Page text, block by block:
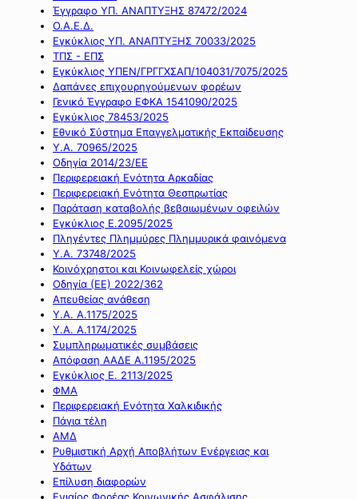
Έγγραφο ΥΠ. ΑΝΑΠΤΥΞΗΣ 87472/2024
Ο.Α.Ε.Δ.
Εγκύκλιος ΥΠ. ΑΝΑΠΤΥΞΗΣ 70033/2025
ΤΠΣ - ΕΠΣ
Εγκύκλιος ΥΠΕΝ/ΓΡΓΓΧΣΑΠ/104031/7075/2025
Δαπάνες επιχουρηγούμενων φορέων
Γενικό Έγγραφο ΕΦΚΑ 1541090/2025
Εγκύκλιος 78453/2025
Εθνικό Σύστημα Επαγγελματικής Εκπαίδευσης
Υ.Α. 70965/2025
Οδηγία 2014/23/ΕΕ
Περιφερειακή Ενότητα Αρκαδίας
Περιφερειακή Ενότητα Θεσπρωτίας
Παράταση καταβολής βεβαιωμένων οφειλών
Εγκύκλιος Ε.2095/2025
Πληγέντες Πλημμύρες Πλημμυρικά φαινόμενα
Υ.Α. 73748/2025
Κοινόχρηστοι και Κοινωφελείς χώροι
Οδηγία (ΕΕ) 2022/362
Απευθείας ανάθεση
Υ.Α. Α.1175/2025
Υ.Α. Α.1174/2025
Συμπληρωματικές συμβάσεις
Απόφαση ΑΑΔΕ Α.1195/2025
Εγκύκλιος Ε. 2113/2025
ΦΜΑ
Περιφερειακή Ενότητα Χαλκιδικής
Πάγια τέλη
ΑΜΔ
Ρυθμιστική Αρχή Αποβλήτων Ενέργειας και
Υδάτων
Επίλυση διαφορών